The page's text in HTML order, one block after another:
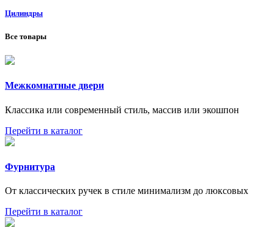
Цилиндры
Все товары
Межкомнатные двери
Классика или современный стиль, массив или экошпон
Перейти в каталог
Фурнитура
От классических ручек в стиле минимализм до люксовых
Перейти в каталог